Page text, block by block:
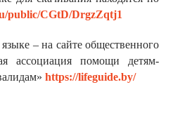
public/CGtD/DrgzZqtj1
– на сайте общественного
ассоциация помощи детям-
https://lifeguide.by/